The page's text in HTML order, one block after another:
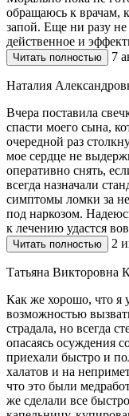
обращаюсь к врачам,
запой. Еще ни разу
действенное и
Читать полностью 7
Наталия
Вчера поставила
спасти моего сына,
очередной раз
мое сердце не
оперативно снять,
всегда назначали
симптомы ломки за
под наркозом.
к лечению удастся
Читать полностью 2
Татьяна Викторовна
Как же хорошо, что я
возможностью
страдала, но всегда
опасаясь осуждения
приехали быстро и
халатов и на
что это были
же сделали все